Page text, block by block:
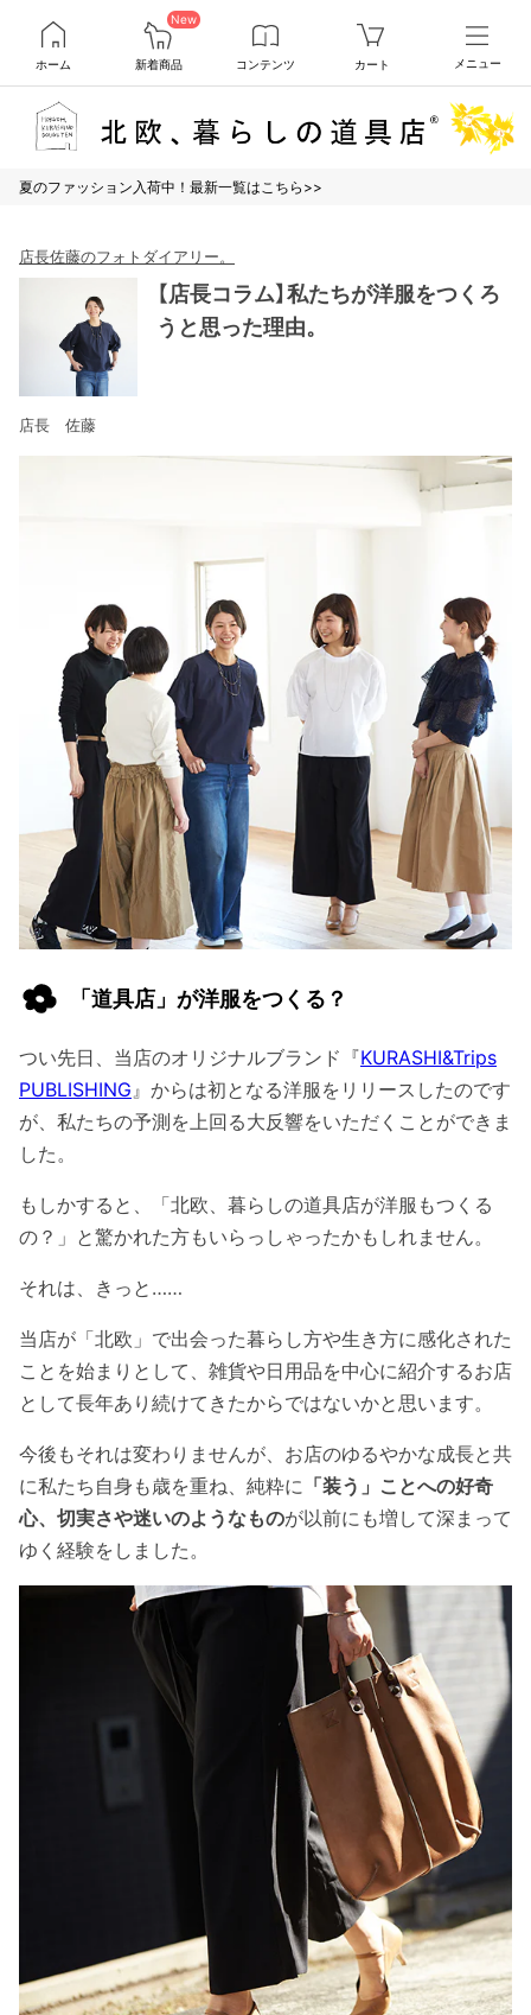
ホーム
New
新着商品 コンテンツ カート メニュー
夏のファッション入荷中！最新一覧はこちら>>
店長佐藤のフォトダイアリー。
【店長コラム】私たちが洋服をつくろ
うと思った理由。
店長 佐藤
「道具店」が洋服をつくる？
つい先日、当店のオリジナルブランド『KURASHI&Trips
PUBLISHING 』からは初となる洋服をリリースしたのです
が、私たちの予測を上回る大反響をいただくことができま
した。
もしかすると、「北欧、暮らしの道具店が洋服もつくる
の？」と驚かれた方もいらっしゃったかもしれません。
それは、きっと……
当店が「北欧」で出会った暮らし方や生き方に感化された
ことを始まりとして、雑貨や日用品を中心に紹介するお店
として長年あり続けてきたからではないかと思います。
今後もそれは変わりませんが、お店のゆるやかな成長と共
に私たち自身も歳を重ね、純粋に 「装う」ことへの好奇
心、切実さや迷いのようなものが以前にも増して深まって
ゆく経験をしました。